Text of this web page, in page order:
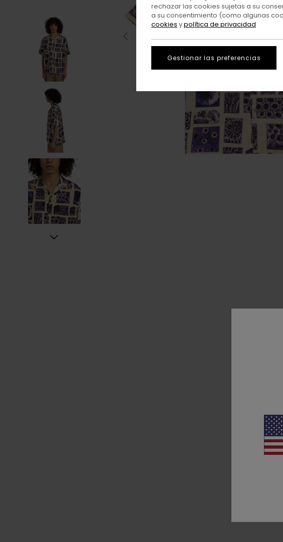
rechazar las cookies sujetas a su
a su consentimiento (como algunas
cookies ypolítica de privacidad
Gestionar las preferencias